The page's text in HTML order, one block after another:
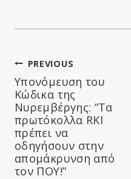
Πλοήγηση
άρθρων
PREVIOUS
Υπονόμευση του
Κώδικα της
Νυρεμβέργης: “Τα
πρωτόκολλα RKI
πρέπει να
οδηγήσουν στην
απομάκρυνση από
τον ΠΟΥ!”